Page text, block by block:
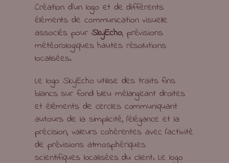
Création d’un logo et de différents
éléments de communication visuelle
associés pour SkyEcho, prévisions
météorologiques hautes résolutions
localisées.
Le logo SkyEcho utilise des traits fins
blancs sur fond bleu mélangeant droites
et éléments de cercles communiquant
autours de la simplicité, l’élégance et la
précision, valeurs cohérentes avec l’activité
de prévisions atmosphériques
scientifiques localisées du client. Le logo